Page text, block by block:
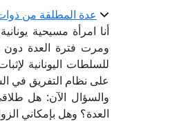
عدة المطلقة من
أنا امرأة مسيحية
ومرت فترة العدة
للسلطات اليونانية
على نظام التفريق في
والسؤال الآن: هل
العدة؟ وهل بإمكاني